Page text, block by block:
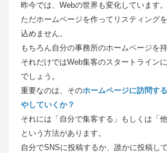
昨今では、Webの世界も変化しています。
ただホームページを作ってリスティング
込めません。
もちろん自分の事務所のホームページを
それだけではWeb集客のスタートライン
でしょう。
重要なのは、そのホームページに訪問す
やしていくか？
それには「自分で集客する」もしくは「
という方法があります。
自分でSNSに投稿するか、誰かに投稿して